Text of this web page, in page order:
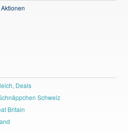
Deals
Schweiz
Britain